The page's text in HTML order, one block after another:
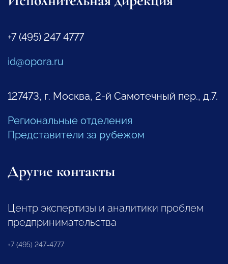
+7 (495) 247 4777
id@opora.ru
127473, г. Москва, 2-й Самотечный пер., д.7.
Региональные отделения
Представители за рубежом
Другие контакты
Центр экспертизы и аналитики проблем
предпринимательства
+7 (495) 247-4777